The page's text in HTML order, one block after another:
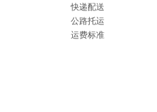
快递配送
公路托运
运费标准